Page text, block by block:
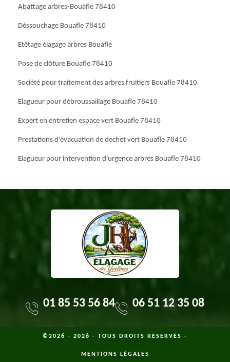
Abattage arbres-Bouafle 78410
Déssouchage Bouafle 78410
Etêtage élagage arbres Bouafle
Pose de clôture Bouafle 78410
Société pour traitement des arbres fruitiers Bouafle 78410
Elagueur pour débroussaillage Bouafle 78410
Expert en entretien espace vert Bouafle 78410
Prestations d'évacuation de dechet vert Bouafle 78410
Elagueur pour intervention d'urgence arbres Bouafle 78410
01 85 53 56 84 06 51 12 35 08
©2026 - 2026 - TOUS DROITS RÉSERVÉS -
MENTIONS LÉGALES